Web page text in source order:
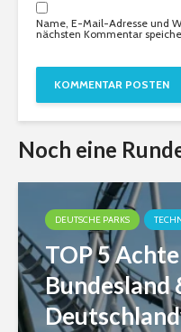
Name, E-Mail-Adresse und
nächsten Kommentar
Noch eine
DEUTSCHE PARKS
TOP 5
Bundesland